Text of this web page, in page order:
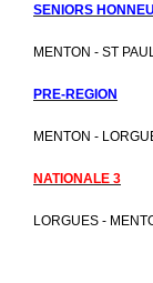
SENIORS
MENTON - ST
PRE-REGION
MENTON -
NATIONALE 3
LORGUES -